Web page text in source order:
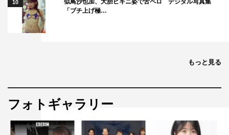
10
「ブチ上げ極…
もっと見る
フォトギャラリー